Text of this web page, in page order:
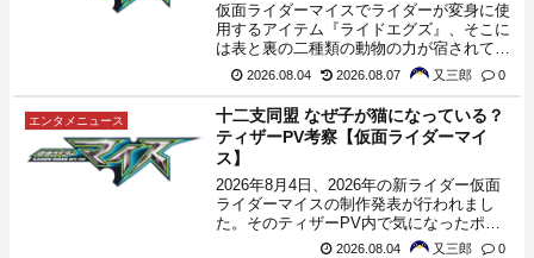
仮面ライダーマイスでライダーが変身に使
用するアイテム『ライドエグズ』、そこに
は表と裏の二種類の動物の力が宿されてお
り、表の力は十二支同盟のライダーの変
身、裏の力は仮面ライダーマイスのフォー
ムチェンジに使われることになるようで
す。この記事では、十二支に対応した数存
在するらしいライドエグズの一覧をまと
め、その表と裏に宿った動物の関係を考察
してみます。
2026.08.04 2026.08.07 又三郎 0
エンタメニュース
十二支同盟 なぜ子が猫になっている？
ティザーPV考察【仮面ライダーマイ
ス】
2026年8月4日、2026年の新ライダー仮面
ライダーマイスの制作発表が行われまし
た。そのティザーPV内で気になったポイ
ント、猫と子の立ち位置の逆転について考
2026.08.04 又三郎 0